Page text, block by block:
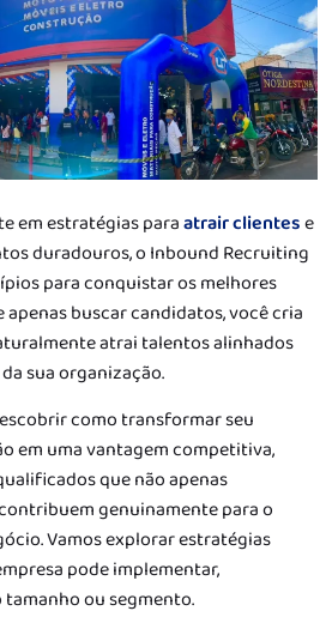
em estratégias paraatrair clientese
duradouros, o Inbound Recruiting
para conquistar os melhores
apenas buscar candidatos, você cria
atrai talentos alinhados
sua organização.
como transformar seu
em uma vantagem competitiva,
que não apenas
genuinamente para o
Vamos explorar estratégias
pode implementar,
ou segmento.